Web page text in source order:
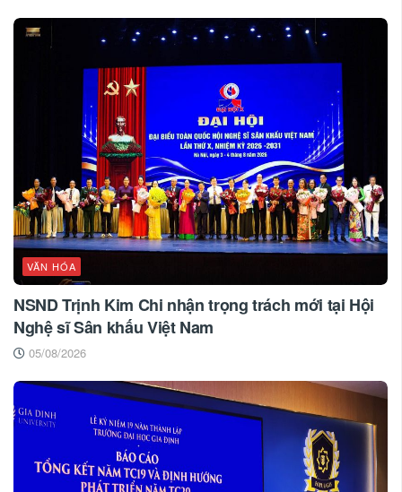
VĂN HÓA
NSND Trịnh Kim Chi nhận trọng trách mới tại Hội
Nghệ sĩ Sân khấu Việt Nam
05/08/2026